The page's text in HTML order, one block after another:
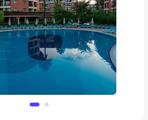
Palmeras Beach Hotel 5*
от15 155 ₽
Добавить в вишлист